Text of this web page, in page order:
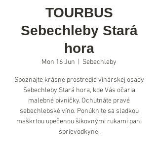
TOURBUS
Sebechleby Stará
hora
Mon 16 Jun Sebechleby
Spoznajte krásne prostredie vinárskej osady
Sebechleby Stará hora, kde Vás očaria
malebné pivničky. Ochutnáte pravé
sebechlebské víno. Ponúknite sa sladkou
maškrtou upečenou šikovnými rukami pani
sprievodkyne.